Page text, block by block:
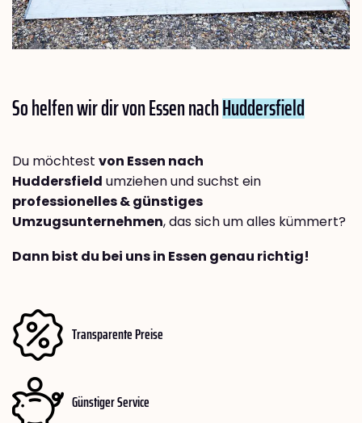
So helfen wir dir von Essen nachHuddersfield
Du möchtest von Essen nach
Huddersfield umziehen und suchst ein
professionelles & günstiges
Umzugsunternehmen, das sich um alles kümmert?
Dann bist du bei uns in Essen genau richtig!
Transparente Preise
Günstiger Service